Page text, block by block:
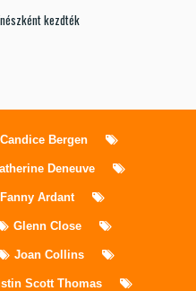
kezdték
Candice Bergen
Deneuve
Fanny Ardant
Glenn Close
Joan Collins
Scott Thomas